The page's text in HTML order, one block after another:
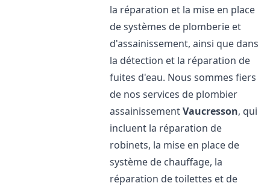
la réparation et la mise en place
de systèmes de plomberie et
d'assainissement, ainsi que dans
la détection et la réparation de
fuites d'eau. Nous sommes fiers
de nos services de plombier
assainissementVaucresson, qui
incluent la réparation de
robinets, la mise en place de
système de chauffage, la
réparation de toilettes et de